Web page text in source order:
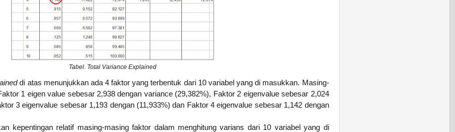
Tabel. Total Variance Explained
di atas menunjukkan ada 4 faktor yang terbentuk dari 10 variabel yang di masukkan. Masing-
1 eigen value sebesar 2,938 dengan variance (29,382%), Faktor 2 eigenvalue sebesar 2,024
3 eigenvalue sebesar 1,193 dengan (11,933%) dan Faktor 4 eigenvalue sebesar 1,142 dengan
kepentingan relatif masing-masing faktor dalam menghitung varians dari 10 variabel yang di